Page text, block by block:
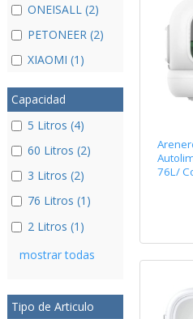
ONEISALL (2)
PETONEER (2)
XIAOMI (1)
Capacidad
5 Litros (4)
60 Litros (2)
3 Litros (2)
76 Litros (1)
2 Litros (1)
mostrar todas
Tipo de Articulo
76L/